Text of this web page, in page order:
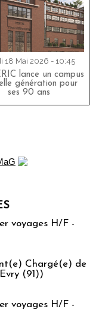
18 Mai 2026 - 10:45
lance un campus
génération pour
ses 90 ans
voyages H/F -
Chargé(e) de
(91))
voyages H/F -